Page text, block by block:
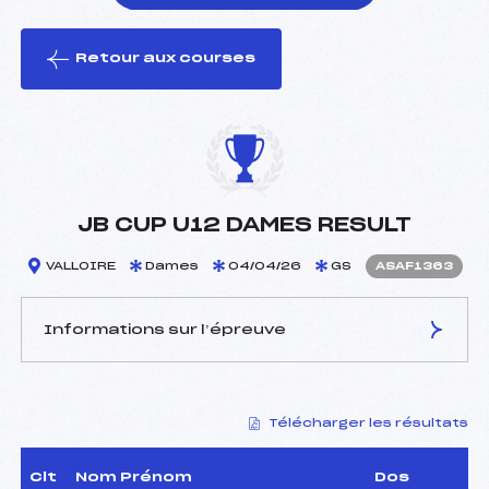
le ski
Retour aux courses
JB CUP U12 DAMES RESULT
VALLOIRE Dames 04/04/26 GS ASAF1363
Informations sur l’épreuve
SILVESTRE PASCAL (SA)
Arbitre :
–
Assistant :
Télécharger les résultats
Clt Nom Prénom Dos